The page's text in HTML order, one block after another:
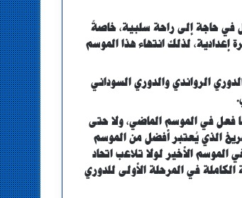
في حاجة إلى راحة سلبية، خاصةً
لذلك انتهاء هذا الموسم
الرواندي والدوري السوداني
فعل في الموسم الماضي، ولا حتى
الذي يُعتبر أفضل من الموسم
الأخير لولا تلاعب اتحاد
في المرحلة الأولى للدوري